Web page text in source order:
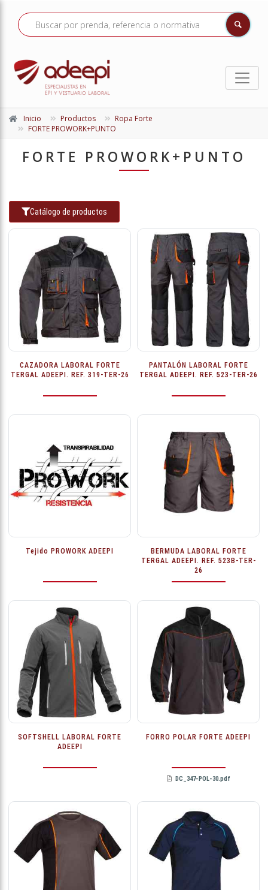
Inicio Productos
Ropa Forte
FORTE PROWORK+PUNTO
FORTE PROWORK+PUNTO
Catálogo de productos
CAZADORA LABORAL FORTE
TERGAL ADEEPI. REF. 319-TER-26
PANTALÓN LABORAL FORTE
TERGAL ADEEPI. REF. 523-TER-26
Tejido PROWORK ADEEPI
BERMUDA LABORAL FORTE
TERGAL ADEEPI. REF. 523B-TER-
26
SOFTSHELL LABORAL FORTE
ADEEPI
FORRO POLAR FORTE ADEEPI
DC_347-POL-30.pdf